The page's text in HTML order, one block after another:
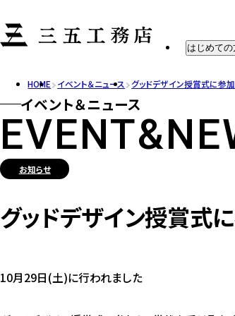
はじめて
はじめて
住宅性能
HOME イベント＆ニュース グッドデザイン授賞式に参加
イベント＆ニュース
お知らせ
グッドデザイン授賞式
10月29日(土)に行われました